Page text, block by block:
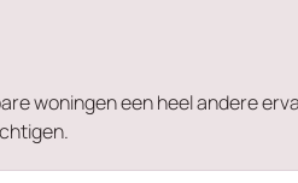
woningen een heel andere